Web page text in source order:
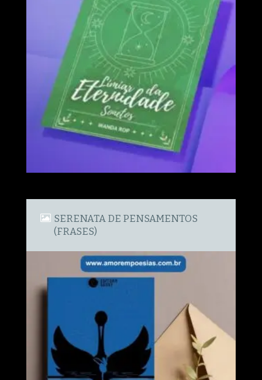
SERENATA DE PENSAMENTOS
(FRASES)